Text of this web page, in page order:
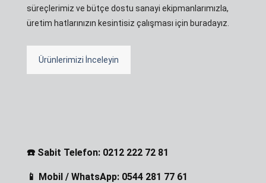
süreçlerimiz ve bütçe dostu sanayi ekipmanlarımızla,
üretim hatlarınızın kesintisiz çalışması için buradayız.
Ürünlerimizi İnceleyin
☎️ Sabit Telefon: 0212 222 72 81
📱 Mobil / WhatsApp: 0544 281 77 61